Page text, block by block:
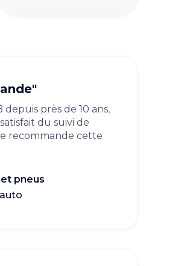
depuis près de 10 ans,
du suivi de
recommande cette
pneus